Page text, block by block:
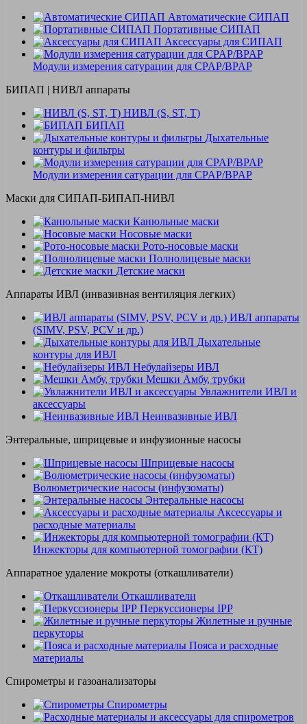
Автоматические СИПАП
Портативные СИПАП
Аксессуары для СИПАП
Модули измерения сатурации для CPAP/BPAP
БИПАП | НИВЛ аппараты
НИВЛ (S, ST, T)
БИПАП
Дыхательные
контуры и фильтры
Модули измерения сатурации для CPAP/BPAP
Маски для СИПАП-БИПАП-НИВЛ
Канюльные маски
Носовые маски
Рото-носовые маски
Полнолицевые маски
Детские маски
Аппараты ИВЛ (инвазивная вентиляция легких)
ИВЛ аппараты
(SIMV, PSV, PCV и др.)
Дыхательные
контуры для ИВЛ
Небулайзеры ИВЛ
Мешки Амбу, трубки
Увлажнители ИВЛ и
аксессуары
Неинвазивные ИВЛ
Энтеральные, шприцевые и инфузионные насосы
Шприцевые насосы
Волюметрические насосы (инфузоматы)
Энтеральные насосы
Аксессуары и
расходные материалы
Инжекторы для компьютерной томографии (КТ)
Аппаратное удаление мокроты (откашливатели)
Откашливатели
Перкуссионеры IPP
Жилетные и ручные
перкуторы
Пояса и расходные
материалы
Спирометры и газоанализаторы
Спирометры